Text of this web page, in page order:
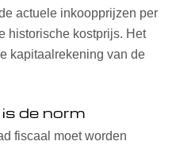
actuele inkoopprijzen per
historische kostprijs. Het
kapitaalrekening van de
de norm
fiscaal moet worden